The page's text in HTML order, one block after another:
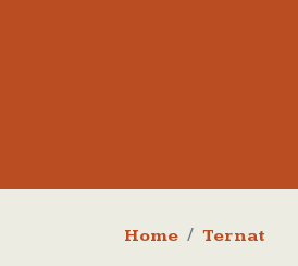
Kruimelpad
Home Ternat